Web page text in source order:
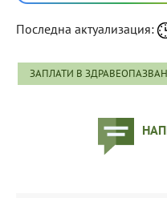
Последна актуализация:
ЗАПЛАТИ В